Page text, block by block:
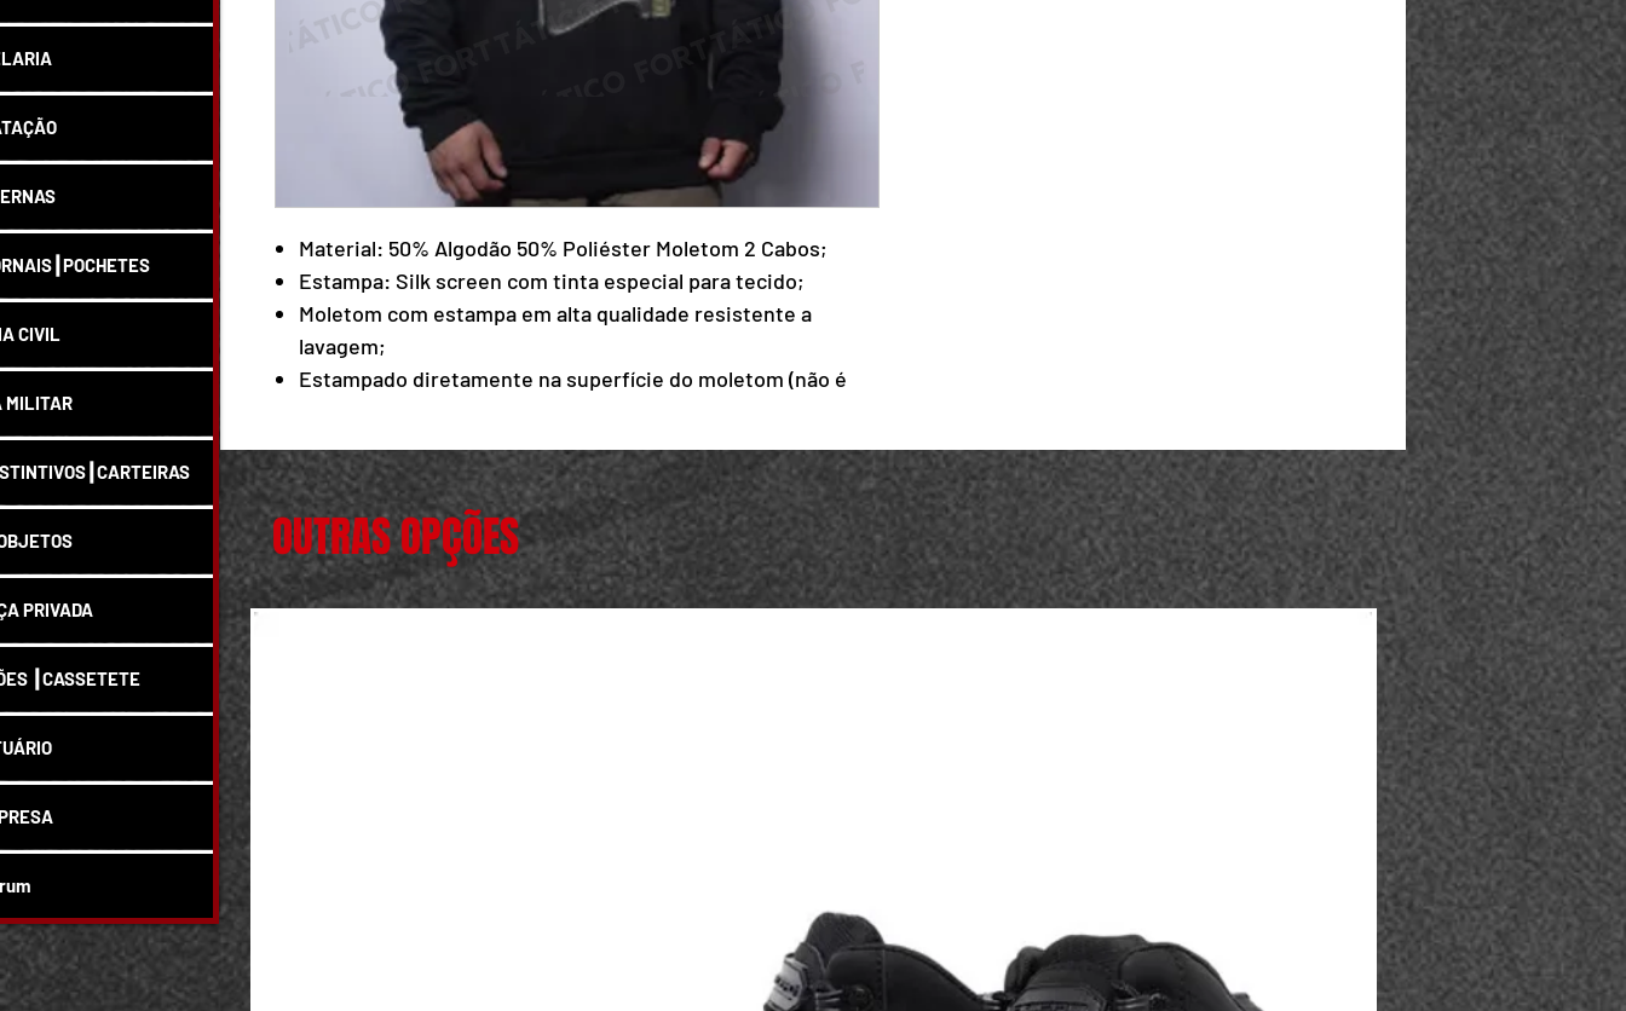
Material: 50% Algodão 50% Poliéster Moletom 2 Cabos;
Estampa: Silk screen com tinta especial para tecido;
Moletom com estampa em alta qualidade resistente a
lavagem;
Estampado diretamente na superfície do moletom (não é
OUTRAS OPÇÕES
CIVIL
MILITAR
PRIVADA
┃CASSETETE